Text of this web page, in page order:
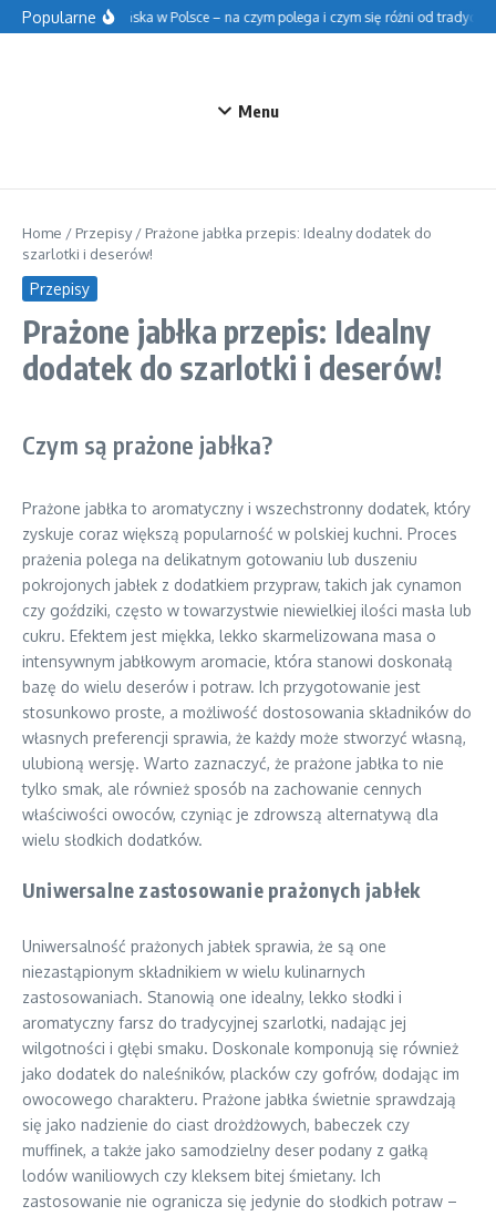
Przejdź do treści
PopularneSzkoła fińska w Polsce – na czym polega i czym się różni od tradycyjnej
Menu
Home / Przepisy/ Prażone jabłka przepis: Idealny dodatek do
szarlotki i deserów!
Przepisy
Prażone jabłka przepis: Idealny
dodatek do szarlotki i deserów!
Czym są prażone jabłka?
Prażone jabłka to aromatyczny i wszechstronny dodatek, który
zyskuje coraz większą popularność w polskiej kuchni. Proces
prażenia polega na delikatnym gotowaniu lub duszeniu
pokrojonych jabłek z dodatkiem przypraw, takich jak cynamon
czy goździki, często w towarzystwie niewielkiej ilości masła lub
cukru. Efektem jest miękka, lekko skarmelizowana masa o
intensywnym jabłkowym aromacie, która stanowi doskonałą
bazę do wielu deserów i potraw. Ich przygotowanie jest
stosunkowo proste, a możliwość dostosowania składników do
własnych preferencji sprawia, że każdy może stworzyć własną,
ulubioną wersję. Warto zaznaczyć, że prażone jabłka to nie
tylko smak, ale również sposób na zachowanie cennych
właściwości owoców, czyniąc je zdrowszą alternatywą dla
wielu słodkich dodatków.
Uniwersalne zastosowanie prażonych jabłek
Uniwersalność prażonych jabłek sprawia, że są one
niezastąpionym składnikiem w wielu kulinarnych
zastosowaniach. Stanowią one idealny, lekko słodki i
aromatyczny farsz do tradycyjnej szarlotki, nadając jej
wilgotności i głębi smaku. Doskonale komponują się również
jako dodatek do naleśników, placków czy gofrów, dodając im
owocowego charakteru. Prażone jabłka świetnie sprawdzają
się jako nadzienie do ciast drożdżowych, babeczek czy
muffinek, a także jako samodzielny deser podany z gałką
lodów waniliowych czy kleksem bitej śmietany. Ich
zastosowanie nie ogranicza się jedynie do słodkich potraw –